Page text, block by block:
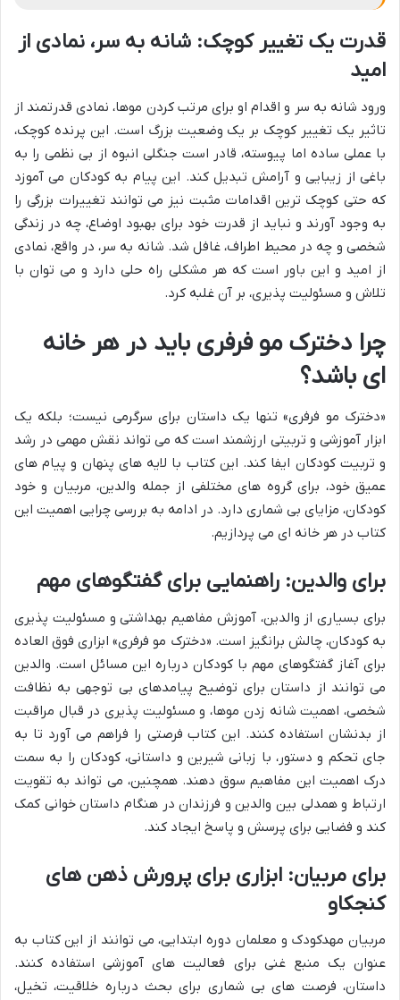
قدرت یک تغییر کوچک: شانه به سر، نمادی از
امید
ورود شانه به سر و اقدام او برای مرتب کردن موها، نمادی قدرتمند از
تاثیر یک تغییر کوچک بر یک وضعیت بزرگ است. این پرنده کوچک،
با عملی ساده اما پیوسته، قادر است جنگلی انبوه از بی نظمی را به
باغی از زیبایی و آرامش تبدیل کند. این پیام به کودکان می آموزد
که حتی کوچک ترین اقدامات مثبت نیز می توانند تغییرات بزرگی را
به وجود آورند و نباید از قدرت خود برای بهبود اوضاع، چه در زندگی
شخصی و چه در محیط اطراف، غافل شد. شانه به سر، در واقع، نمادی
از امید و این باور است که هر مشکلی راه حلی دارد و می توان با
تلاش و مسئولیت پذیری، بر آن غلبه کرد.
چرا دخترک مو فرفری باید در هر خانه
ای باشد؟
«دخترک مو فرفری» تنها یک داستان برای سرگرمی نیست؛ بلکه یک
ابزار آموزشی و تربیتی ارزشمند است که می تواند نقش مهمی در رشد
و تربیت کودکان ایفا کند. این کتاب با لایه های پنهان و پیام های
عمیق خود، برای گروه های مختلفی از جمله والدین، مربیان و خود
کودکان، مزایای بی شماری دارد. در ادامه به بررسی چرایی اهمیت این
کتاب در هر خانه ای می پردازیم.
برای والدین: راهنمایی برای گفتگوهای مهم
برای بسیاری از والدین، آموزش مفاهیم بهداشتی و مسئولیت پذیری
به کودکان، چالش برانگیز است. «دخترک مو فرفری» ابزاری فوق العاده
برای آغاز گفتگوهای مهم با کودکان درباره این مسائل است. والدین
می توانند از داستان برای توضیح پیامدهای بی توجهی به نظافت
شخصی، اهمیت شانه زدن موها، و مسئولیت پذیری در قبال مراقبت
از بدنشان استفاده کنند. این کتاب فرصتی را فراهم می آورد تا به
جای تحکم و دستور، با زبانی شیرین و داستانی، کودکان را به سمت
درک اهمیت این مفاهیم سوق دهند. همچنین، می تواند به تقویت
ارتباط و همدلی بین والدین و فرزندان در هنگام داستان خوانی کمک
کند و فضایی برای پرسش و پاسخ ایجاد کند.
برای مربیان: ابزاری برای پرورش ذهن های
کنجکاو
مربیان مهدکودک و معلمان دوره ابتدایی، می توانند از این کتاب به
عنوان یک منبع غنی برای فعالیت های آموزشی استفاده کنند.
داستان، فرصت های بی شماری برای بحث درباره خلاقیت، تخیل،